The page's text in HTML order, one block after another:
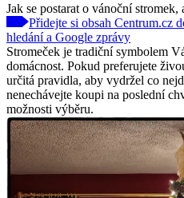
Jak se postarat o vánoční
Přidejte si obsah Centrum.cz
hledání a Google zprávy
Stromeček je tradiční symbolem
domácnost. Pokud preferujete
určitá pravidla, aby vydržel co
nenechávejte koupi na poslední
možnosti výběru.